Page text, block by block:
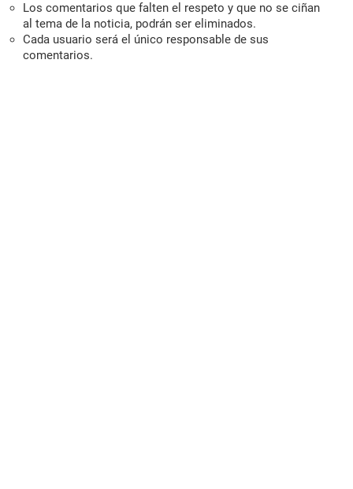
Los comentarios que falten el respeto y que no se ciñan
al tema de la noticia, podrán ser eliminados.
Cada usuario será el único responsable de sus
comentarios.